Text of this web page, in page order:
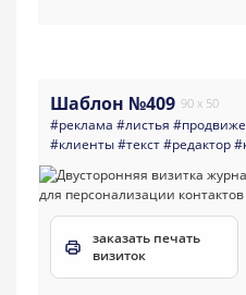
Шаблон №409 90 x 50
#реклама #листья
#клиенты#текст#редактор
заказать печать
визиток